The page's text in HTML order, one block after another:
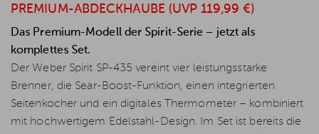
PREMIUM-ABDECKHAUBE (UVP 119,99 €)
Das Premium-Modell der Spirit-Serie – jetzt als
komplettes Set.
Der Weber Spirit SP-435 vereint vier leistungsstarke
Brenner, die Sear-Boost-Funktion, einen integrierten
Seitenkocher und ein digitales Thermometer – kombiniert
mit hochwertigem Edelstahl-Design. Im Set ist bereits die